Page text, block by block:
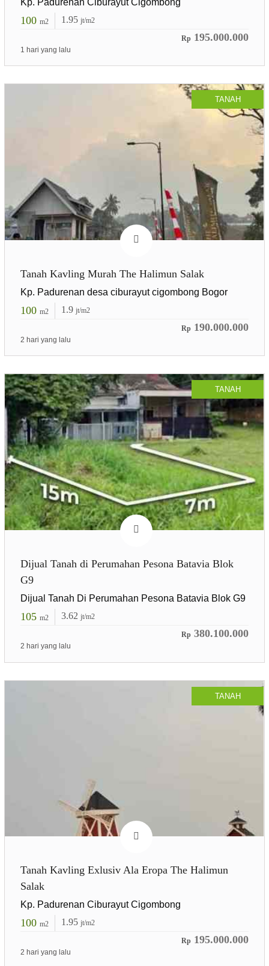
Kp. Padurenan Ciburayut Cigombong
100 m2 1.95 jt/m2
Rp 195.000.000
1 hari yang lalu
TANAH
Tanah Kavling Murah The Halimun Salak
Kp. Padurenan desa ciburayut cigombong Bogor
100 m2 1.9 jt/m2
Rp 190.000.000
2 hari yang lalu
TANAH
Dijual Tanah di Perumahan Pesona Batavia Blok
G9
Dijual Tanah Di Perumahan Pesona Batavia Blok G9
105 m2 3.62 jt/m2
Rp 380.100.000
2 hari yang lalu
TANAH
Tanah Kavling Exlusiv Ala Eropa The Halimun
Salak
Kp. Padurenan Ciburayut Cigombong
100 m2 1.95 jt/m2
Rp 195.000.000
2 hari yang lalu